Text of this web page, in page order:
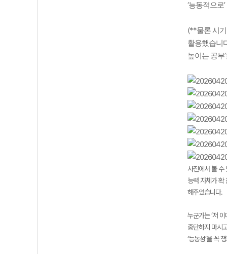
‘능동적으
(**물론 시
활용했습니
높이는 공부
사진에서 볼 수
능력 자체가 확
해주었습니다.
누군가는 ’저
중단하지 마시
‘능동성’을 꼭